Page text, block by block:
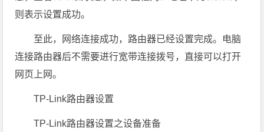
则表示设置成功。
至此，网络连接成功，路由器已经设置完成。电脑
连接路由器后不需要进行宽带连接拨号，直接可以打开
网页上网。
TP-Link路由器设置
TP-Link路由器设置之设备准备